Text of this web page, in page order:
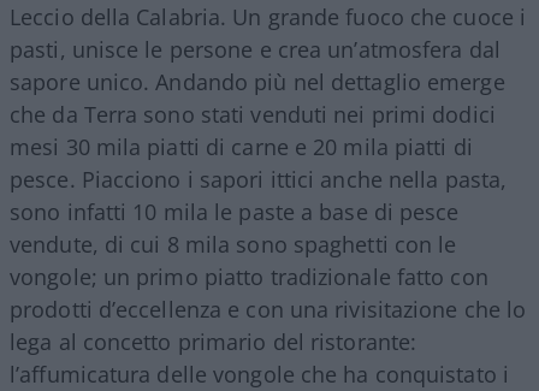
Leccio della Calabria. Un grande fuoco che cuoce i
pasti, unisce le persone e crea un’atmosfera dal
sapore unico. Andando più nel dettaglio emerge
che da Terra sono stati venduti nei primi dodici
mesi 30 mila piatti di carne e 20 mila piatti di
pesce. Piacciono i sapori ittici anche nella pasta,
sono infatti 10 mila le paste a base di pesce
vendute, di cui 8 mila sono spaghetti con le
vongole; un primo piatto tradizionale fatto con
prodotti d’eccellenza e con una rivisitazione che lo
lega al concetto primario del ristorante:
l’affumicatura delle vongole che ha conquistato i